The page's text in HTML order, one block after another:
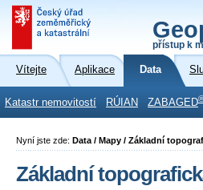
přístup k
Vítejte Aplikace Data
Katastr nemovitostí RÚIAN ZABAGED
Nyní jste zde: Data / Mapy / Základní
Základní